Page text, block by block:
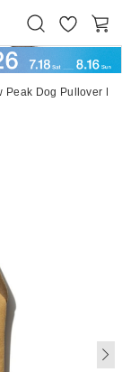
お
気
カ
ー
Peak Dog Pullover